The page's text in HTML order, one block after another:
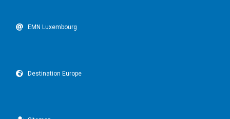
EMN Luxembourg
Destination Europe